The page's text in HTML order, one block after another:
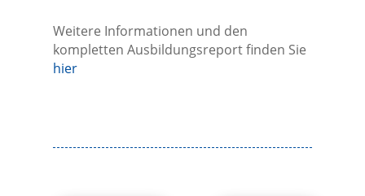
Weitere Informationen und den
kompletten Ausbildungsreport finden Sie
hier